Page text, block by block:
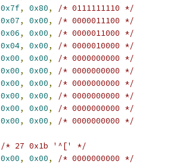
0x7f, 0x80,
/* 0111111110 */
0x07, 0x00,
/* 0000011100 */
0x06, 0x00,
/* 0000011000 */
0x04, 0x00,
/* 0000010000 */
0x00, 0x00,
/* 0000000000 */
0x00, 0x00,
/* 0000000000 */
0x00, 0x00,
/* 0000000000 */
0x00, 0x00,
/* 0000000000 */
0x00, 0x00,
/* 0000000000 */
0x00, 0x00, /* 0000000000 */
/* 27 0x1b '^[' */
0x00, 0x00,
/* 0000000000 */